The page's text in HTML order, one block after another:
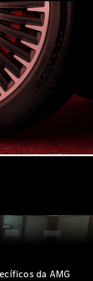
da AMG